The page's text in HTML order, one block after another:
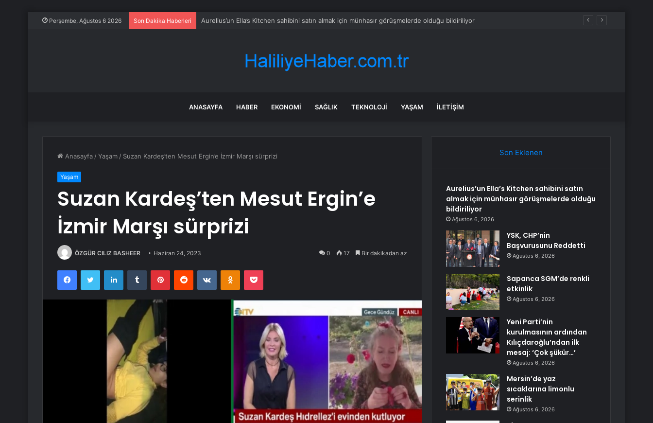
Perşembe, Ağustos 6 2026 Son Dakika Haberleri YSK, CHP’nin Başvurusunu Reddetti
ANASAYFA HABER EKONOMI SAĞLIK TEKNOLOJI YAŞAM İLETIŞIM
Anasayfa /Yaşam / Suzan Kardeş’ten Mesut Ergin’e İzmir Marşı sürprizi
Yaşam
Suzan Kardeş’ten Mesut Ergin’e
İzmir Marşı sürprizi
ÖZGÜR CILIZ BASHEER Haziran 24, 2023 0 17 Bir dakikadan az
FacebookTwitter LinkedInTumblr PinterestReddit VKontakteOdnoklassniki
Pocket
Son Eklenen
Aurelius’un Ella’s Kitchen sahibini satın
almak için münhasır görüşmelerde olduğu
bildiriliyor
Ağustos 6, 2026
YSK, CHP’nin
Başvurusunu Reddetti
Ağustos 6, 2026
Sapanca SGM’de renkli
etkinlik
Ağustos 6, 2026
Yeni Parti’nin
kurulmasının ardından
Kılıçdaroğlu’ndan ilk
mesaj: ‘Çok şükür…’
Ağustos 6, 2026
Mersin’de yaz
sıcaklarına limonlu
serinlik
Ağustos 6, 2026